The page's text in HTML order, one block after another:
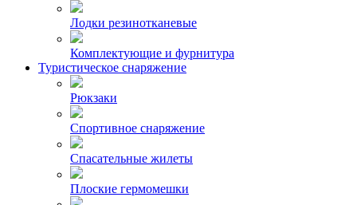
Лодки резинотканевые
Комплектующие и фурнитура
Туристическое снаряжение
Рюкзаки
Спортивное снаряжение
Спасательные жилеты
Плоские гермомешки